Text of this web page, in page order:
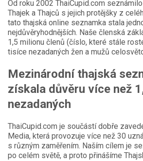
Od roku 2002 ThaiCupid.com
Thajek a Thajců s jejich protějšky z
tato thajská online seznamka stala
nejdůvěryhodnějších. Naše členská
1,5 milionu členů (číslo, které stále
tisíce nezadaných žen a mužů
Mezinárodní thajská
získala důvěru více než
nezadaných
ThaiCupid.com je součástí dobře
Media, která provozuje více než 30
s různým zaměřením. Naším cílem je
po celém světě, a proto přinášíme